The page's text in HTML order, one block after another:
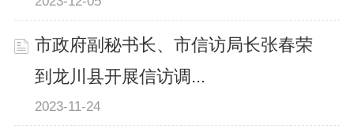
市政府副秘书长、市信访局长张春荣
到龙川县开展信访调...
2023-11-24